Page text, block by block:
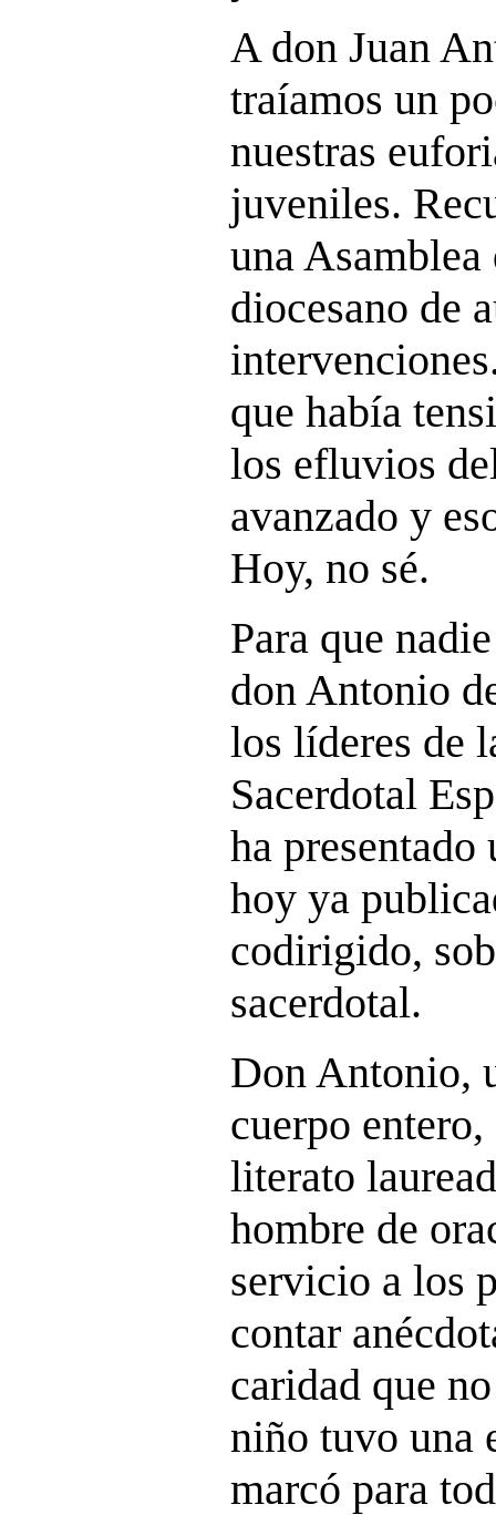
A don Juan
traíamos un
nuestras
juveniles.
una
diocesano de
que había
los efluvios
avanzado y
Hoy, no sé.
Para que
don Antonio
los líderes de
Sacerdotal
ha presentado
hoy ya
codirigido,
sacerdotal.
Don Antonio,
cuerpo
literato
hombre de
servicio a los
contar
caridad que
niño tuvo una
marcó para